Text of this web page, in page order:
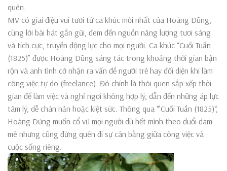
quên.
MV có giai điệu vui tươi từ ca khúc mới nhất của Hoàng Dũng,
cùng lời bài hát gần gũi, đem đến nguồn năng lượng tươi sáng
và tích cực, truyền động lực cho mọi người. Ca khúc “Cuối Tuần
(1825)” được Hoàng Dũng sáng tác trong khoảng thời gian bận
rộn và anh tình cờ nhận ra vấn đề người trẻ hay đối diện khi làm
công việc tự do (freelance). Đó chính là thói quen sắp xếp thời
gian để làm việc và nghỉ ngơi không hợp lý, dẫn đến những áp lực
tâm lý, dễ chán nản hoặc kiệt sức. Thông qua “’Cuối Tuần (1825)“,
Hoàng Dũng muốn cổ vũ mọi người dù hết mình theo đuổi đam
mê nhưng cũng đừng quên đi sự cân bằng giữa công việc và
cuộc sống riêng.